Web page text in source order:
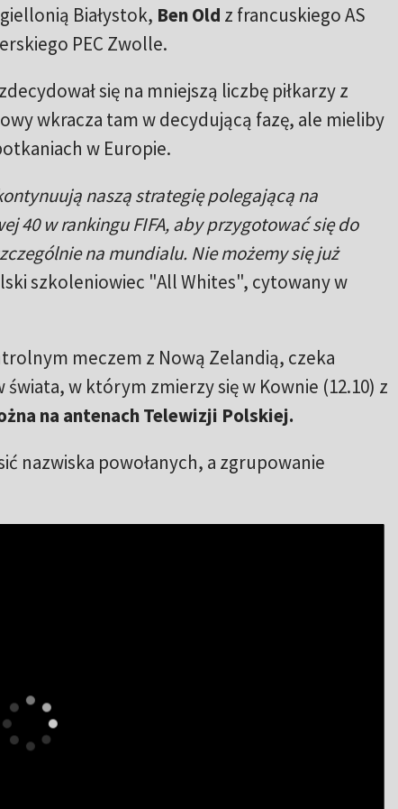
Białystok, Ben Old z francuskiego AS
PEC Zwolle.
się na mniejszą liczbę piłkarzy z
wkracza tam w decydującą fazę, ale mieliby
w Europie.
naszą strategię polegającą na
40 w rankingu FIFA, aby przygotować się do
na mundialu. Nie możemy się już
szkoleniowiec "All Whites", cytowany w
meczem z Nową Zelandią, czeka
w którym zmierzy się w Kownie (12.10) z
na antenach Telewizji Polskiej.
nazwiska powołanych, a zgrupowanie